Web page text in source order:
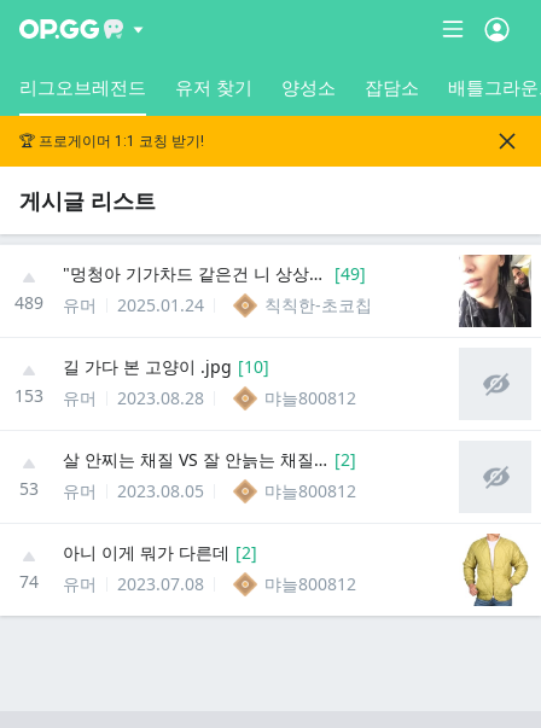
리그오브레전드 유저 찾기 양성소 잡담소 배틀그라
🏆 프로게이머 1:1 코칭 받기!
게시글 리스트
489
"멍청아 기가차드 같은건 니 상상속 인물일 뿐......." [49]
유머
2025.01.24 칙칙한-초코칩
153
길 가다 본 고양이 .jpg [10]
유머
2023.08.28 먀늘800812
53
살 안찌는 채질 VS 잘 안늙는 채질 .jpg [2]
유머
2023.08.05 먀늘800812
74
아니 이게 뭐가 다른데 [2]
유머
2023.07.08 먀늘800812